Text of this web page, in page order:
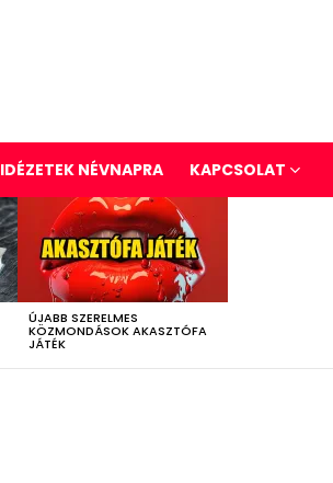
IDÉZETEK NÉVNAPRA KAPCSOLAT
ÚJABB SZERELMES
KÖZMONDÁSOK AKASZTÓFA
JÁTÉK